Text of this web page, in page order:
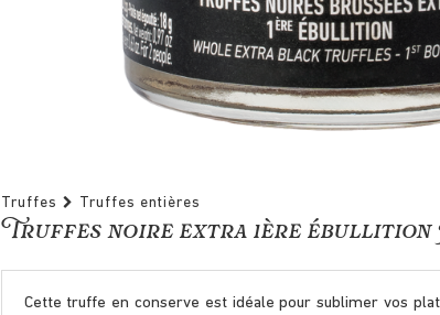
Truffes Truffes entières
Truffes noire extra 1ère ébullition
Cette truffe en conserve est idéale pour sublimer vos